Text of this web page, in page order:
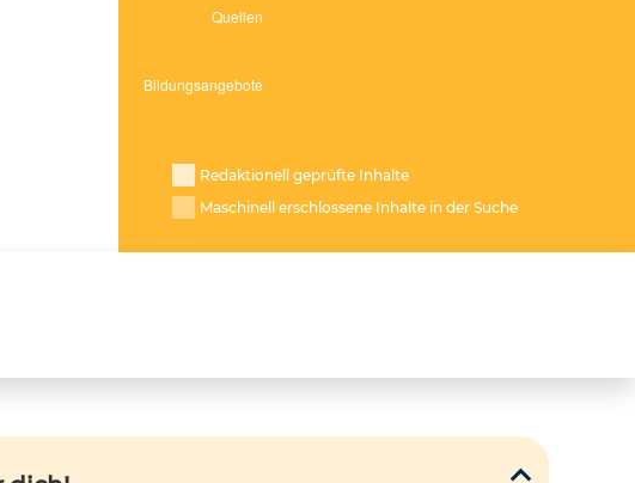
Redaktionell geprüfte Inhalte
Maschinell erschlossene Inhalte in der Suche